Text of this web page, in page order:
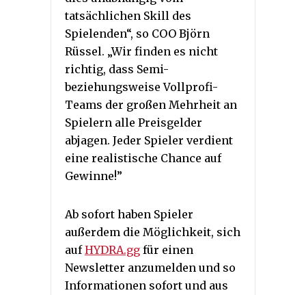
tatsächlichen Skill des
Spielenden“, so COO Björn
Rüssel. „Wir finden es nicht
richtig, dass Semi-
beziehungsweise Vollprofi-
Teams der großen Mehrheit an
Spielern alle Preisgelder
abjagen. Jeder Spieler verdient
eine realistische Chance auf
Gewinne!”
Ab sofort haben Spieler
außerdem die Möglichkeit, sich
aufHYDRA.gg für einen
Newsletter anzumelden und so
Informationen sofort und aus